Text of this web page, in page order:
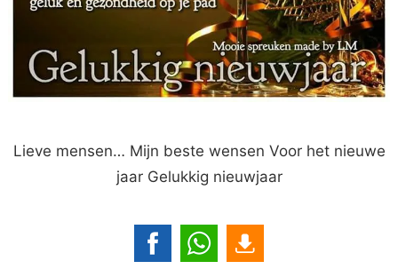
Lieve mensen… Mijn beste wensen Voor het nieuwe
jaar Gelukkig nieuwjaar